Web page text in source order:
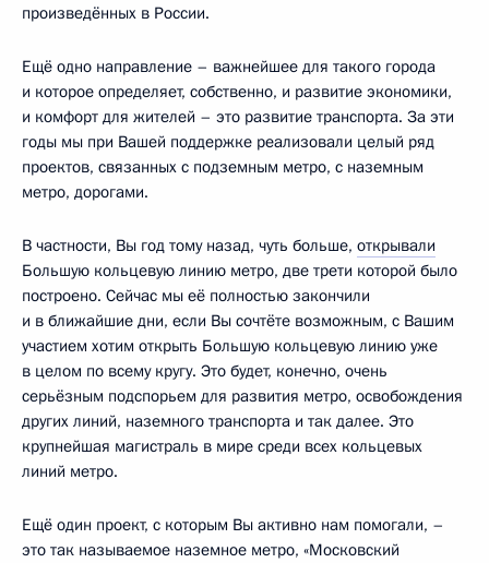
произведённых в России.
Ещё одно направление – важнейшее для такого города
и которое определяет, собственно, и развитие экономики,
и комфорт для жителей – это развитие транспорта. За эти
годы мы при Вашей поддержке реализовали целый ряд
проектов, связанных с подземным метро, с наземным
метро, дорогами.
В частности, Вы год тому назад, чуть больше, открывали
Большую кольцевую линию метро, две трети которой было
построено. Сейчас мы её полностью закончили
и в ближайшие дни, если Вы сочтёте возможным, с Вашим
участием хотим открыть Большую кольцевую линию уже
в целом по всему кругу. Это будет, конечно, очень
серьёзным подспорьем для развития метро, освобождения
других линий, наземного транспорта и так далее. Это
крупнейшая магистраль в мире среди всех кольцевых
линий метро.
Ещё один проект, с которым Вы активно нам помогали, –
это так называемое наземное метро, «Московский